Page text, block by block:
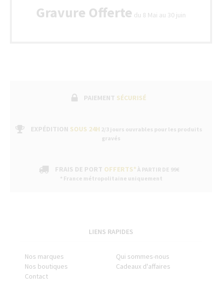
Gravure Offerte du 8 Mai au 30 juin
PAIEMENT SÉCURISÉ
EXPÉDITION SOUS 24H 2/3 jours ouvrables pour les produits
gravés
FRAIS DE PORT OFFERTS* À PARTIR DE 99€
* France métropolitaine uniquement
LIENS RAPIDES
Nos marques
Qui sommes-nous
Nos boutiques
Cadeaux d'affaires
Contact